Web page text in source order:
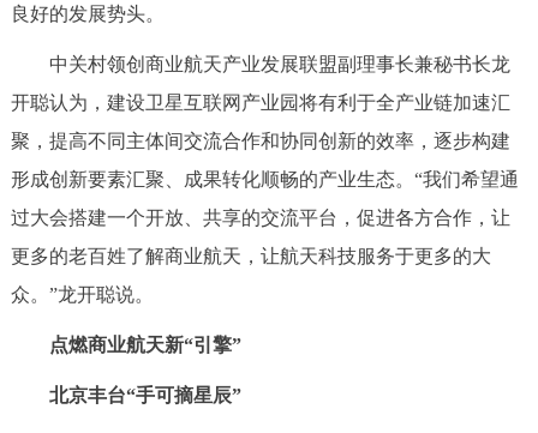
良好的发展势头。
中关村领创商业航天产业发展联盟副理事长兼秘书长龙
开聪认为，建设卫星互联网产业园将有利于全产业链加速汇
聚，提高不同主体间交流合作和协同创新的效率，逐步构建
形成创新要素汇聚、成果转化顺畅的产业生态。“我们希望通
过大会搭建一个开放、共享的交流平台，促进各方合作，让
更多的老百姓了解商业航天，让航天科技服务于更多的大
众。”龙开聪说。
点燃商业航天新“引擎”
北京丰台“手可摘星辰”